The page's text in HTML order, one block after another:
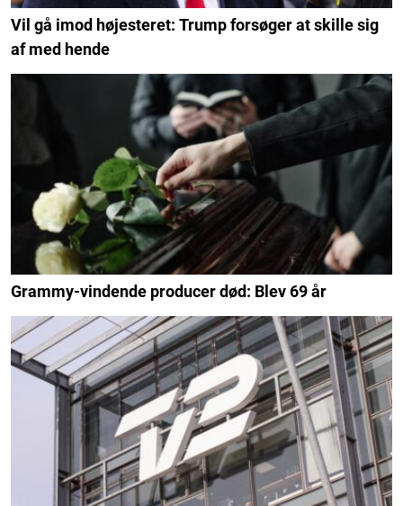
Vil gå imod højesteret: Trump forsøger at skille sig
af med hende
Grammy-vindende producer død: Blev 69 år